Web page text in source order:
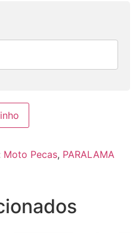
Moto Pecas, PARALAMA